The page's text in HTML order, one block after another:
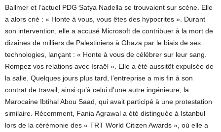
Ballmer et l’actuel PDG Satya Nadella se trouvaient sur scène. Elle
a alors crié : « Honte à vous, vous êtes des hypocrites ». Durant
son intervention, elle a accusé Microsoft de contribuer à la mort de
dizaines de milliers de Palestiniens à Ghaza par le biais de ses
technologies, lançant : « Honte à vous de célébrer sur leur sang.
Rompez vos relations avec Israël ». Elle a été aussitôt expulsée de
la salle. Quelques jours plus tard, l’entreprise a mis fin à son
contrat de travail, ainsi qu’à celui d’une autre ingénieure, la
Marocaine Ibtihal Abou Saad, qui avait participé à une protestation
similaire. Récemment, Fania Agrawal a été distinguée à Istanbul
lors de la cérémonie des « TRT World Citizen Awards », où elle a